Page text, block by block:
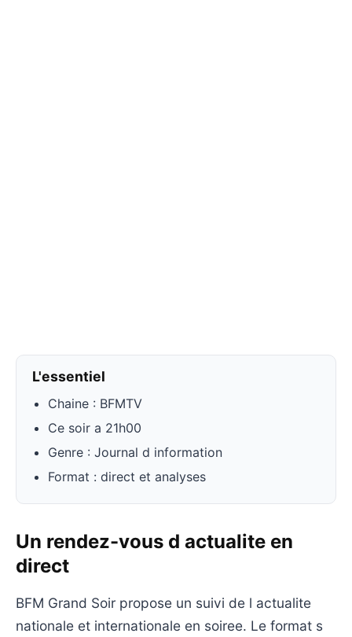
L'essentiel
Chaine : BFMTV
Ce soir a 21h00
Genre : Journal d information
Format : direct et analyses
Un rendez-vous d actualite en
direct
BFM Grand Soir propose un suivi de l actualite
nationale et internationale en soiree. Le format s